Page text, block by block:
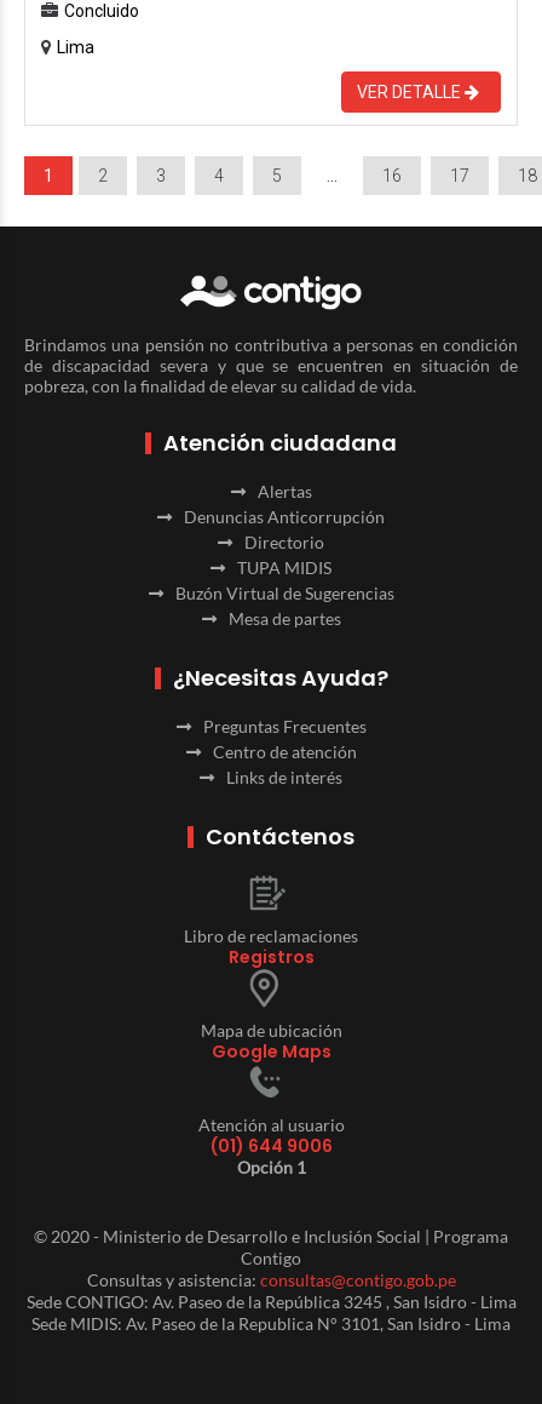
Concluido
Lima
VER DETALLE
1 2 3 4 5 16 17 18
Brindamos una pensión no contributiva a personas en condición
de discapacidad severa y que se encuentren en situación de
pobreza, con la finalidad de elevar su calidad de vida.
Atención ciudadana
Alertas
Denuncias Anticorrupción
Directorio
TUPA MIDIS
Buzón Virtual de Sugerencias
Mesa de partes
¿Necesitas Ayuda?
Preguntas Frecuentes
Centro de atención
Links de interés
Contáctenos
Libro de reclamaciones
Registros
Mapa de ubicación
Google Maps
Atención al usuario
(01) 644 9006
Opción 1
© 2020 - Ministerio de Desarrollo e Inclusión Social | Programa
Contigo
Consultas y asistencia: consultas@contigo.gob.pe
Sede CONTIGO: Av. Paseo de la República 3245 , San Isidro - Lima
Sede MIDIS: Av. Paseo de la Republica N° 3101, San Isidro - Lima